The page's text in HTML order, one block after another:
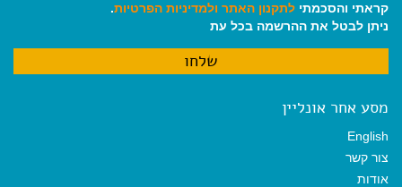
קראתי והסכמתי לתקנון האתר ולמדיניות הפרטיות.
ניתן לבטל את ההרשמה בכל עת
מסע אחר אונליין
English
צור קשר
אודות